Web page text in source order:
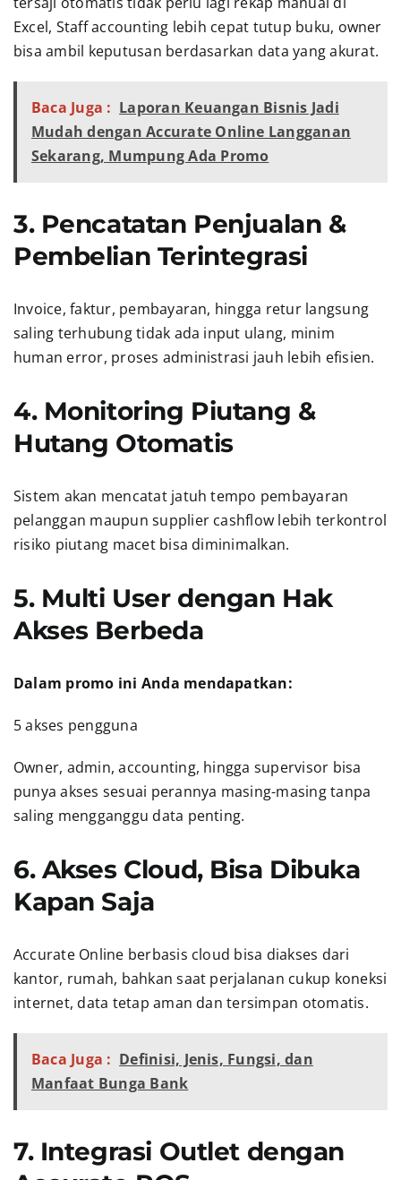
Excel, Staff accounting lebih cepat tutup buku, owner
bisa ambil keputusan berdasarkan data yang akurat.
Baca Juga : Laporan Keuangan Bisnis Jadi
Mudah dengan Accurate Online Langganan
Sekarang, Mumpung Ada Promo
3. Pencatatan Penjualan &
Pembelian Terintegrasi
Invoice, faktur, pembayaran, hingga retur langsung
saling terhubung tidak ada input ulang, minim
human error, proses administrasi jauh lebih efisien.
4. Monitoring Piutang &
Hutang Otomatis
Sistem akan mencatat jatuh tempo pembayaran
pelanggan maupun supplier cashflow lebih terkontrol
risiko piutang macet bisa diminimalkan.
5. Multi User dengan Hak
Akses Berbeda
Dalam promo ini Anda mendapatkan:
5 akses pengguna
Owner, admin, accounting, hingga supervisor bisa
punya akses sesuai perannya masing-masing tanpa
saling mengganggu data penting.
6. Akses Cloud, Bisa Dibuka
Kapan Saja
Accurate Online berbasis cloud bisa diakses dari
kantor, rumah, bahkan saat perjalanan cukup koneksi
internet, data tetap aman dan tersimpan otomatis.
Baca Juga : Definisi, Jenis, Fungsi, dan
Manfaat Bunga Bank
7. Integrasi Outlet dengan